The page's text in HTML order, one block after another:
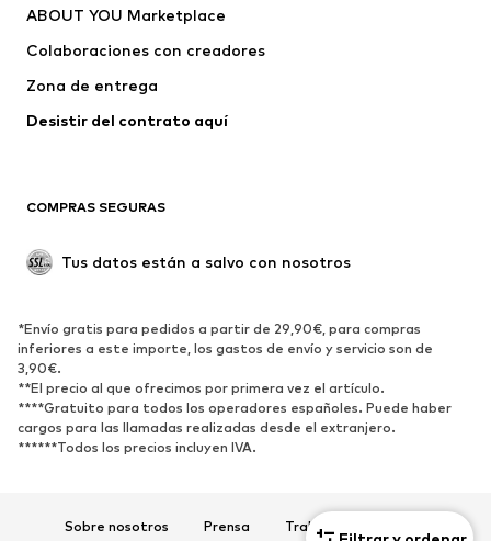
Pantalones
Ropa interior
Jerséis y cárdigans
Trajes y chaquetas
Nuevo
Tendencia
Zapatos bajos
Zapatos deportivos
Zapatos abiertos
DEPORTE
Ropa deportiva
Disciplinas deportivas
Complementos deportivos
ABOUT YOU Marketplace
Colaboraciones con creadores
Zona de entrega
Desistir del contrato aquí
COMPRAS SEGURAS
Tus datos están a salvo con nosotros
*Envío gratis para pedidos a partir de 29,90€, para compras
inferiores a este importe, los gastos de envío y servicio son de
3,90€.
**El precio al que ofrecimos por primera vez el artículo.
****Gratuito para todos los operadores españoles. Puede haber
cargos para las llamadas realizadas desde el extranjero.
******Todos los precios incluyen IVA.
Sobre nosotros Prensa Trabaja con nosotros